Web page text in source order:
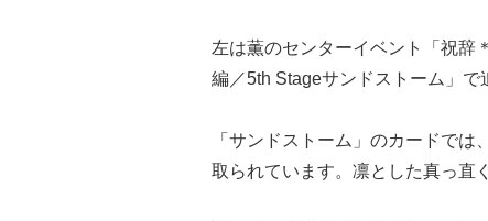
左は薫のセンターイベント「祝辞
編／5th Stageサンドストーム」で
「サンドストーム」のカードで
取られています。 凛とした真っ直